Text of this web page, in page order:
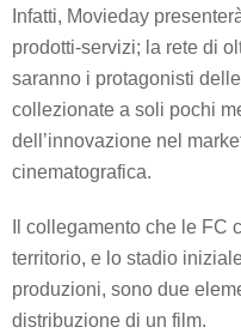
Infatti, Movieday
prodotti-servizi; la rete di
saranno i protagonisti
collezionate a soli pochi
dell’innovazione nel
cinematografica.
Il collegamento che le FC
territorio, e lo stadio
produzioni, sono due
distribuzione di un film.